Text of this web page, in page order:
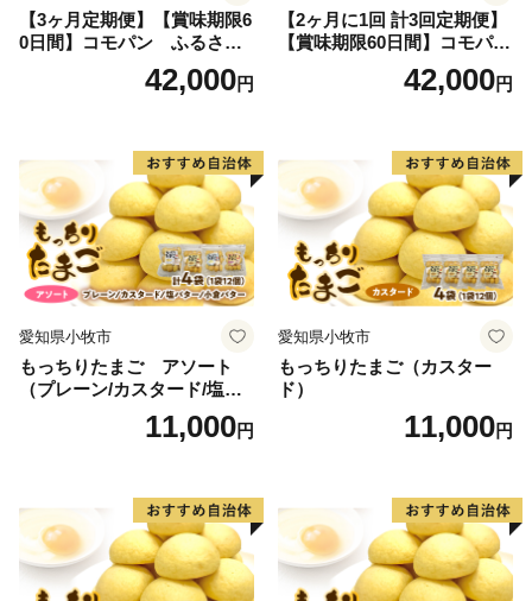
【3ヶ月定期便】【賞味期限6
0日間】コモパン ふるさと
クロワッサンセット（計90
個）／災害用備蓄 保存食 非
42,000円
【2ヶ月に1回 計3回定期便】
【賞味期限60日間】コモパ
ン ふるさとクロワッサンセ
ット（計90個）／災害用備蓄
42,000円
愛知県小牧市
もっちりたまご アソート
（プレーン/カスタード/塩バ
ター/小倉バター）11,000円
愛知県小牧市
もっちりたまご（カスター
ド）
11,000円